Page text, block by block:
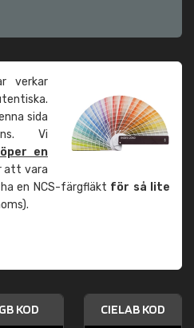
verkar
sida
Vi
en
att vara
en NCS-färgfläkt för så lite
KOD CIELAB KOD